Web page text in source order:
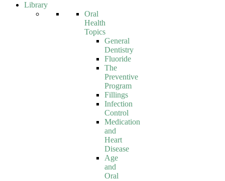
Library
Oral
Health
Topics
General
Dentistry
Fluoride
The
Preventive
Program
Fillings
Infection
Control
Medication
and
Heart
Disease
Age
and
Oral